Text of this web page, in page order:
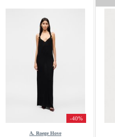
-40%
A. Roege Hove